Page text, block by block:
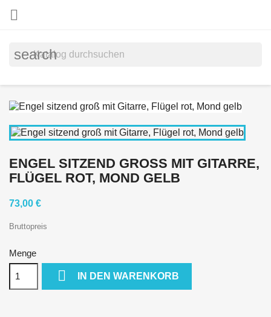

search
ENGEL SITZEND GROSS MIT GITARRE, F
LÜGEL ROT, MOND GELB
73,00 €
Bruttopreis
Menge
 IN DEN WARENKORB